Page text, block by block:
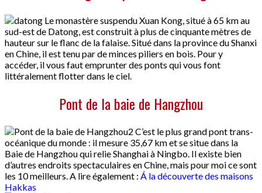
Le monastère suspendu Xuan Kong, situé à 65 km au
sud-est de Datong, est construit à plus de cinquante mètres de
hauteur sur le flanc de la falaise. Situé dans la province du Shanxi
en Chine, il est tenu par de minces piliers en bois. Pour y
accéder, il vous faut emprunter des ponts qui vous font
littéralement flotter dans le ciel.
Pont de la baie de Hangzhou
C’est le plus grand pont trans-
océanique du monde : il mesure 35,67 km et se situe dans la
Baie de Hangzhou qui relie Shanghai à Ningbo. Il existe bien
d’autres endroits spectaculaires en Chine, mais pour moi ce sont
les 10 meilleurs. A lire également : Á la découverte des maisons
Hakkas